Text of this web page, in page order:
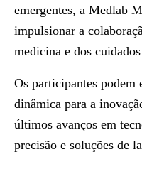
emergentes, a Medlab
impulsionar a
medicina e dos
Os participantes podem
dinâmica para a
últimos avanços em
precisão e soluções de